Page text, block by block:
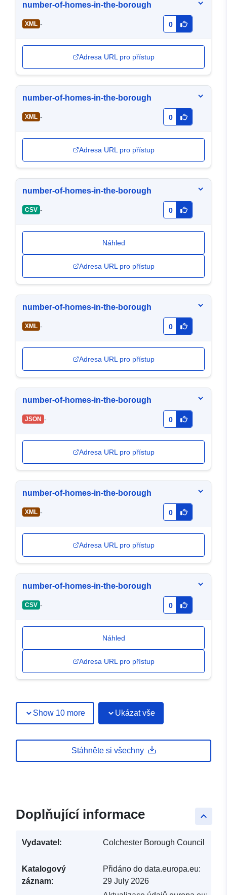
number-of-homes-in-the-borough
XML - 0
Adresa URL pro přístup
number-of-homes-in-the-borough
XML - 0
Adresa URL pro přístup
number-of-homes-in-the-borough
CSV - 0
Náhled
Adresa URL pro přístup
number-of-homes-in-the-borough
XML - 0
Adresa URL pro přístup
number-of-homes-in-the-borough
JSON - 0
Adresa URL pro přístup
number-of-homes-in-the-borough
XML - 0
Adresa URL pro přístup
number-of-homes-in-the-borough
CSV - 0
Náhled
Adresa URL pro přístup
Show 10 more Ukázat vše
Stáhněte si všechny
keyboard_arrow_up
Doplňující informace
Vydavatel: Colchester Borough Council
Katalogový
záznam:
Přidáno do data.europa.eu:
29 July 2026